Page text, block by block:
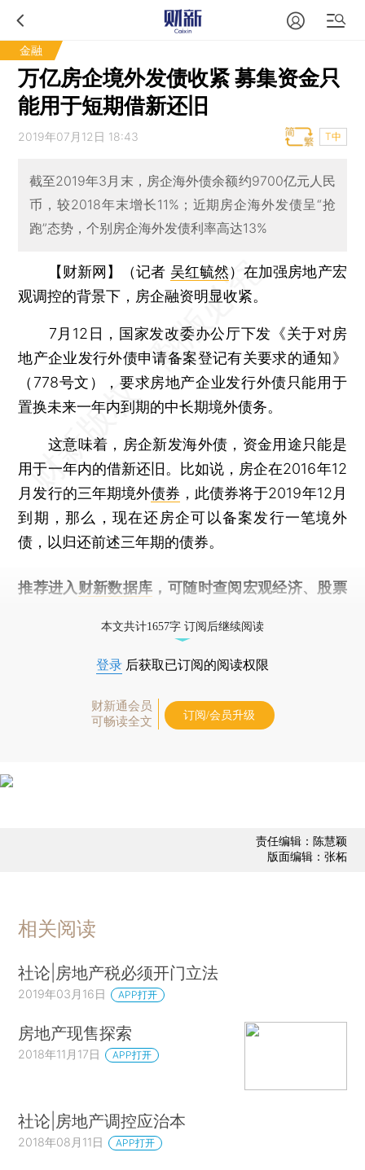
金融
万亿房企境外发债收紧 募集资金只
能用于短期借新还旧
2019年07月12日 18:43 T中
截至2019年3月末，房企海外债余额约9700亿元人民
币，较2018年末增长11%；近期房企海外发债呈“抢
跑”态势，个别房企海外发债利率高达13%
【财新网】（记者 吴红毓然）在加强房地产宏
观调控的背景下，房企融资明显收紧。
7月12日，国家发改委办公厅下发《关于对房
地产企业发行外债申请备案登记有关要求的通知》
（778号文），要求房地产企业发行外债只能用于
置换未来一年内到期的中长期境外债务。
这意味着，房企新发海外债，资金用途只能是
用于一年内的借新还旧。比如说，房企在2016年12
月发行的三年期境外债券 ，此债券将于2019年12月
到期，那么，现在还房企可以备案发行一笔境外
债，以归还前述三年期的债券。
推荐进入 财新数据库 ，可随时查阅宏观经济、股票
本文共计1657字 订阅后继续阅读
登录 后获取已订阅的阅读权限
财新通会员
可畅读全文
订阅/会员升级
责任编辑：陈慧颖
版面编辑：张柘
相关阅读
社论|房地产税必须开门立法
2019年03月16日 APP打开
房地产现售探索
2018年11月17日 APP打开
社论|房地产调控应治本
2018年08月11日 APP打开